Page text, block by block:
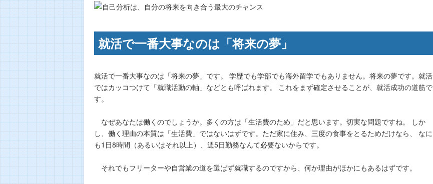
就活で一番大事なのは「将来の夢」
就活で一番大事なのは「将来の夢」です。 学歴でも学部でも海外留学でもありません。将来の夢です。就活
ではカッコつけて「就職活動の軸」などとも呼ばれます。 これをまず確定させることが、就活成功の道筋で
す。
なぜあなたは働くのでしょうか。多くの方は「生活費のため」だと思います。切実な問題ですね。 しか
し、働く理由の本質は「生活費」ではないはずです。ただ家に住み、三度の食事をとるためだけなら、 なに
も1日8時間（あるいはそれ以上）、週5日勤務なんて必要ないからです。
それでもフリーターや自営業の道を選ばず就職するのですから、何か理由がほかにもあるはずです。